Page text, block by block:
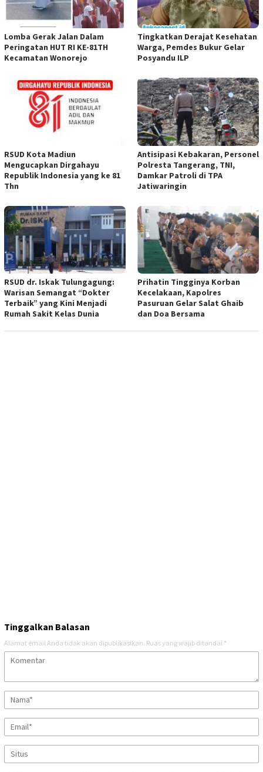
Lomba Gerak Jalan Dalam
Peringatan HUT RI KE-81TH
Kecamatan Wonorejo
Tingkatkan Derajat Kesehatan
Warga, Pemdes Bukur Gelar
Posyandu ILP
RSUD Kota Madiun
Mengucapkan Dirgahayu
Republik Indonesia yang ke 81
Thn
Antisipasi Kebakaran, Personel
Polresta Tangerang, TNI,
Damkar Patroli di TPA
Jatiwaringin
RSUD dr. Iskak Tulungagung:
Warisan Semangat “Dokter
Terbaik” yang Kini Menjadi
Rumah Sakit Kelas Dunia
Prihatin Tingginya Korban
Kecelakaan, Kapolres
Pasuruan Gelar Salat Ghaib
dan Doa Bersama
Tinggalkan Balasan
Alamat email Anda tidak akan dipublikasikan. Ruas yang wajib ditandai *